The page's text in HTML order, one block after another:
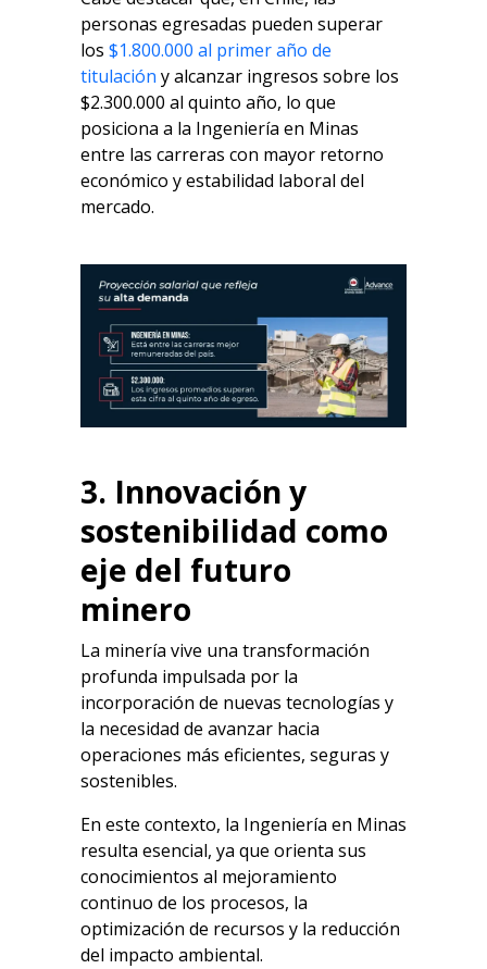
personas egresadas pueden superar
los $1.800.000 al primer año de
titulación y alcanzar ingresos sobre los
$2.300.000 al quinto año, lo que
posiciona a la Ingeniería en Minas
entre las carreras con mayor retorno
económico y estabilidad laboral del
mercado.
3. Innovación y
sostenibilidad como
eje del futuro
minero
La minería vive una transformación
profunda impulsada por la
incorporación de nuevas tecnologías y
la necesidad de avanzar hacia
operaciones más eficientes, seguras y
sostenibles.
En este contexto, la Ingeniería en Minas
resulta esencial, ya que orienta sus
conocimientos al mejoramiento
continuo de los procesos, la
optimización de recursos y la reducción
del impacto ambiental.